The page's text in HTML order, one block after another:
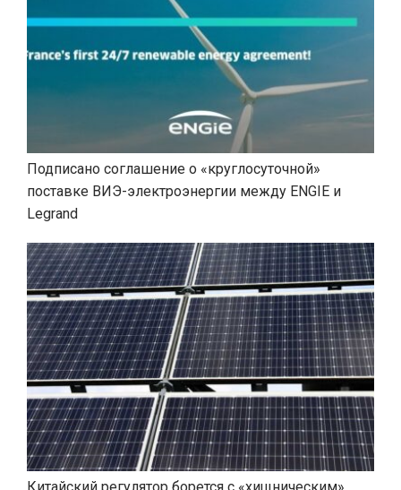
Подписано соглашение о «круглосуточной»
поставке ВИЭ-электроэнергии между ENGIE и
Legrand